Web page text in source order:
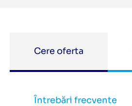
Cere oferta
Întrebări frecvente